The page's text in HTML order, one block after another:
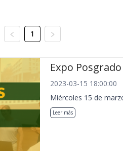
1
Expo
2023-03-15 18:00:00
Miércoles 15 de
Leer más